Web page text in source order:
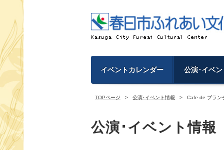
イベントカレンダー 公演･イベン
TOPページ 公演･イベント情報 Cafe de ブラン
公演･イベント情報